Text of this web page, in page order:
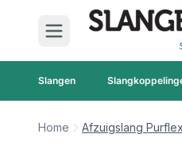
Ga naar de inhoud
Slangen
Home Afzuigslang